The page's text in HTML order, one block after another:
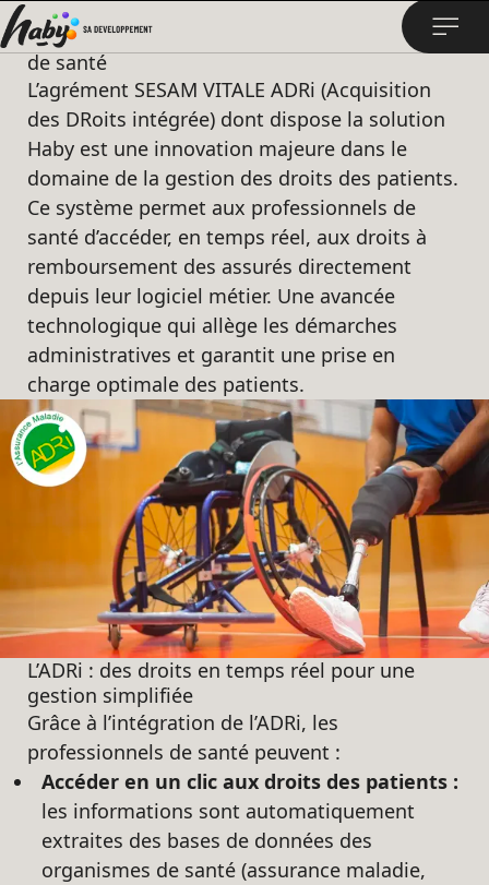
L'Agrément SESAM VITALE ADRI : l’Acquisition
des Droits Simplifiée pour les professionnels
de santé
L’agrément SESAM VITALE ADRi (Acquisition
des DRoits intégrée) dont dispose la solution
Haby est une innovation majeure dans le
domaine de la gestion des droits des patients.
Ce système permet aux professionnels de
santé d’accéder, en temps réel, aux droits à
remboursement des assurés directement
depuis leur logiciel métier. Une avancée
technologique qui allège les démarches
administratives et garantit une prise en
charge optimale des patients.
L’ADRi : des droits en temps réel pour une
gestion simplifiée
Grâce à l’intégration de l’ADRi, les
professionnels de santé peuvent :
Accéder en un clic aux droits des patients :
les informations sont automatiquement
extraites des bases de données des
organismes de santé (assurance maladie,